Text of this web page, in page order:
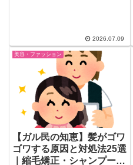
2026.07.09
美容・ファッション
【ガル民の知恵】髪がゴワ
ゴワする原因と対処法25選
｜縮毛矯正・シャンプー選